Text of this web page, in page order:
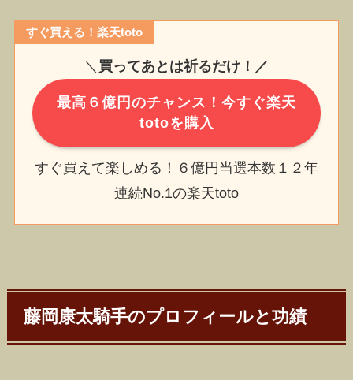
すぐ買える！楽天toto
＼ 買ってあとは祈るだけ！／
最高６億円のチャンス！今すぐ楽天
totoを購入
すぐ買えて楽しめる！６億円当選本数１２年
連続No.1の楽天toto
藤岡康太騎手のプロフィールと功績